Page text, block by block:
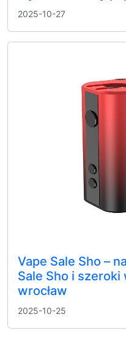
2025-10-27
Vape Sale Sho –
Sale Sho i
wrocław
2025-10-25